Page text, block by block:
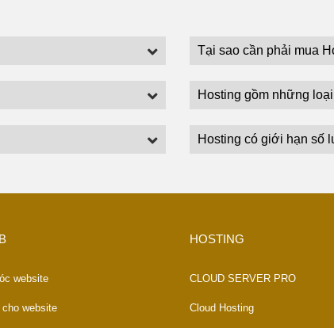
Tại sao cần phải mua
Hosting gồm những
Hosting có giới hạn số
website
website
HOSTING
CLOUD SERVER PRO
Cloud Hosting